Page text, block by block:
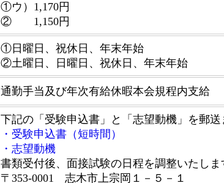
①ウ）1,170円
② 1,150円
①日曜日、祝休日、年末年始
②土曜日、日曜日、祝休日、年末年始
通勤手当及び年次有給休暇本会規程内支給
下記の「受験申込書」と「志望動機」を郵送
・受験申込書（短時間）
・志望動機
書類受付後、面接試験の日程を調整いたしま
〒353-0001 志木市上宗岡１－５－１